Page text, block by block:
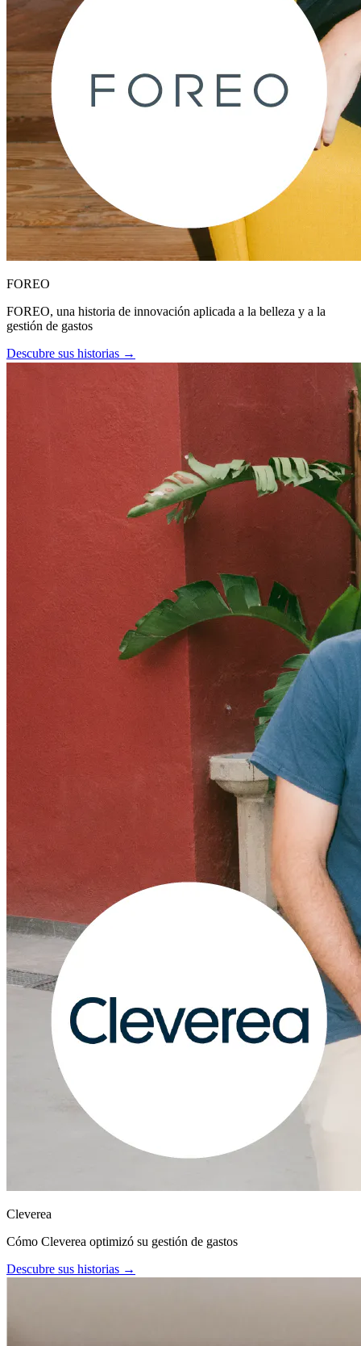
FOREO
FOREO, una historia de innovación aplicada a la belleza y a la
gestión de gastos
Descubre sus historias →
Cleverea
Cómo Cleverea optimizó su gestión de gastos
Descubre sus historias →